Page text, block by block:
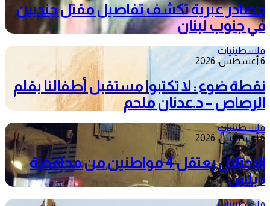
مصادر عبرية تكشف تفاصيل مقتل جنديين
في جنوب لبنان
فلسطينيات
6 أغسطس، 2026
نقطة ضوء : لا تكتبوا مستقبل أطفالنا بقلم
الرصاص – د.عدنان ملحم
فلسطينيات
6 أغسطس، 2026
الاحتلال يعتقل 4 مواطنين من محافظة
نابلس